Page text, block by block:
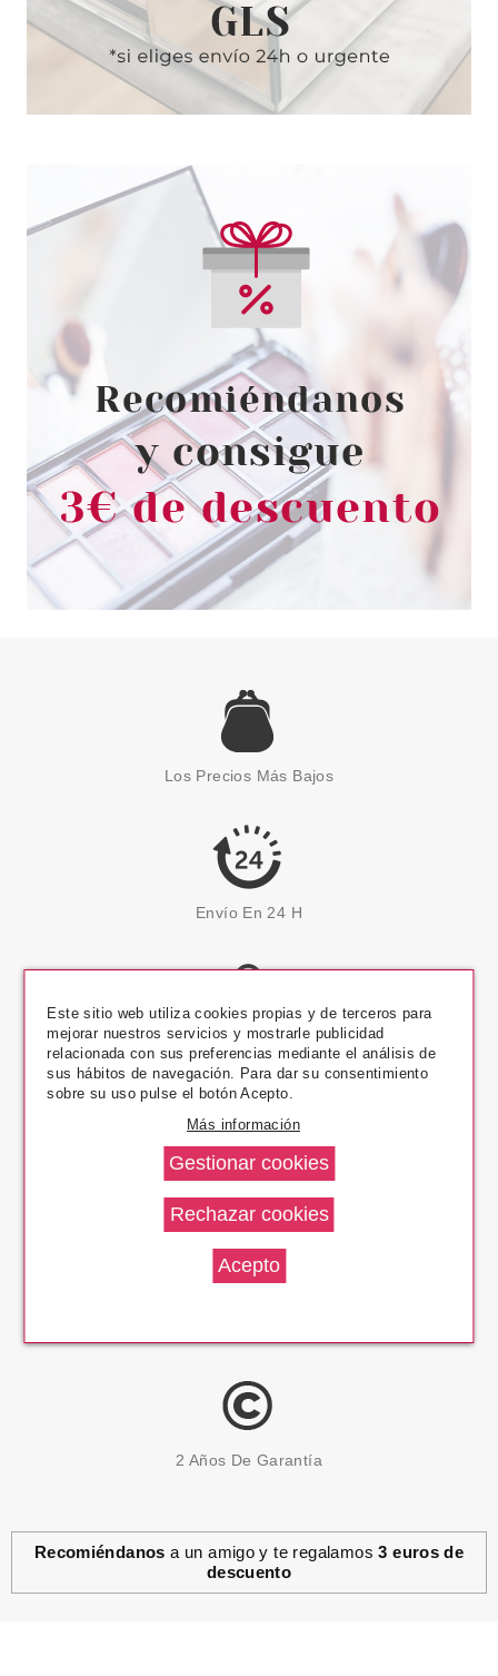
Los Precios Más Bajos
Envío En 24 H
Pago Seguro
14 Días Devolución
2 Años De Garantía
Recomiéndanos a un amigo y te regalamos3 euros de
descuento
Este sitio web utiliza cookies propias y de terceros para
mejorar nuestros servicios y mostrarle publicidad
relacionada con sus preferencias mediante el análisis de
sus hábitos de navegación. Para dar su consentimiento
sobre su uso pulse el botón Acepto.
Más información